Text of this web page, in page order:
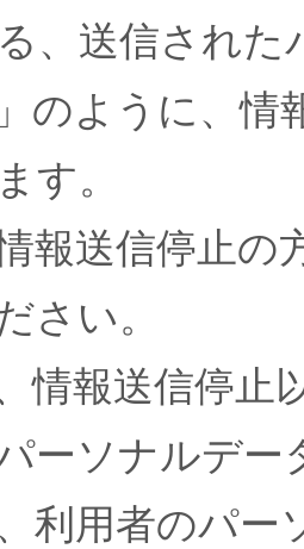
、送信され
のように、情
す。
報送信停止の
さい。
情報送信停止
ーソナルデ
利用者のパ